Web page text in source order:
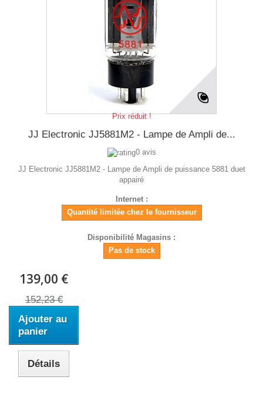
Prix réduit !
JJ Electronic JJ5881M2 - Lampe de Ampli de...
0 avis
JJ Electronic JJ5881M2 - Lampe de Ampli de puissance 5881 duet
appairé
Internet :
Quantité limitée chez le fournisseur
Disponibilité Magasins :
Pas de stock
139,00 €
152,23 €
Ajouter au
panier
Détails